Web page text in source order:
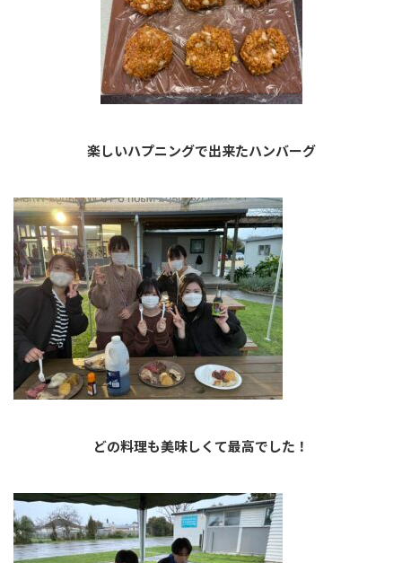
楽しいハプニングで出来たハンバーグ
どの料理も美味しくて最高でした！